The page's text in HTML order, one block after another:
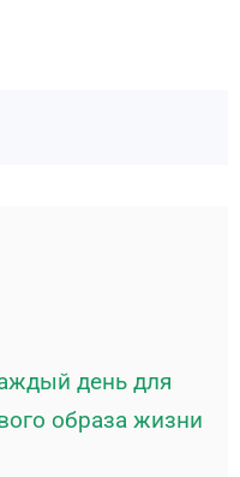
день для
образа жизни